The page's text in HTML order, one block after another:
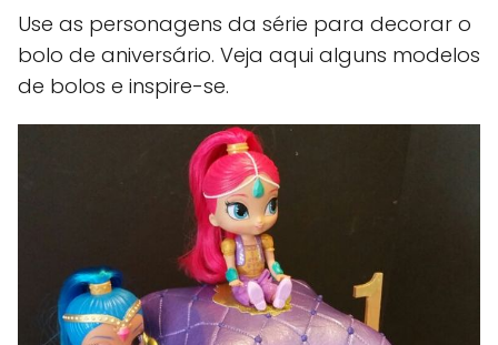
Use as personagens da série para decorar o
bolo de aniversário. Veja aqui alguns modelos
de bolos e inspire-se.